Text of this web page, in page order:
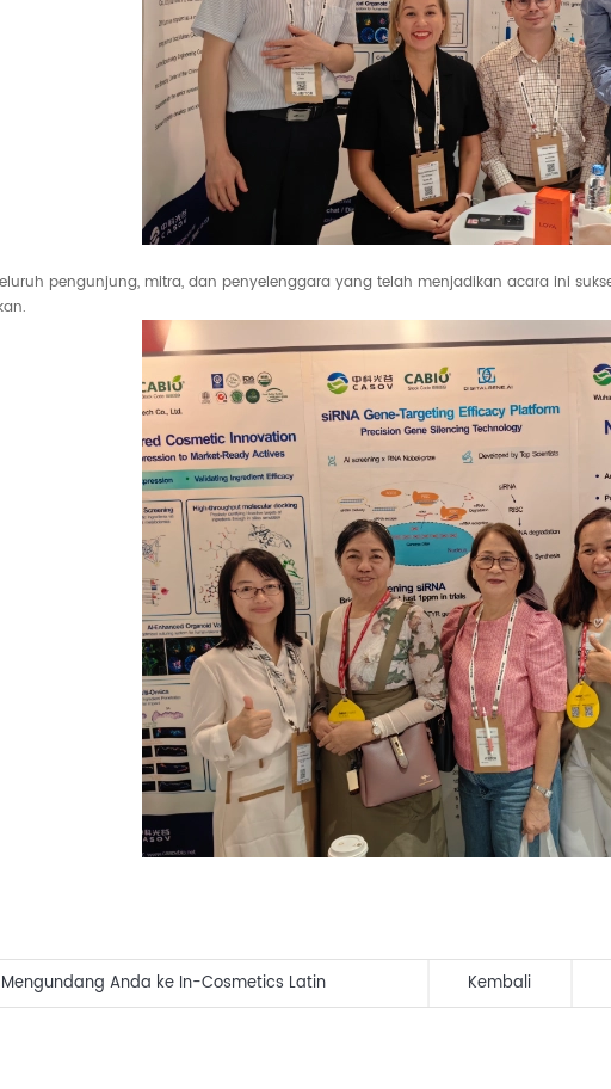
pengunjung, mitra, dan penyelenggara yang telah menjadikan acara ini
Mengundang Anda ke In-Cosmetics Latin
Kembali